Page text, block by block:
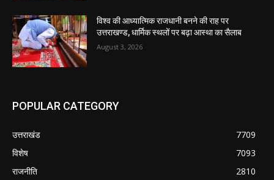
विश्व की आध्यात्मिक राजधानी बनने की राह पर
उत्तराखण्ड, धार्मिक स्थलों पर बढ़ा आस्था का सैलाब
August 3, 2026
POPULAR CATEGORY
उत्तराखंड
7709
विशेष
7093
राजनीति
2810